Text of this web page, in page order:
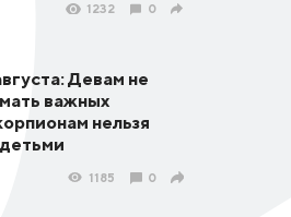
1232 0
Девам не
важных
нельзя
1185 0